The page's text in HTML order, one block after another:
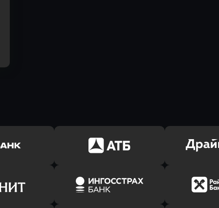
заявку
Оправить заявку
в АТБ Банк
в Драйв